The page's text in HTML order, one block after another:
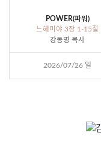
POWER(파워)
느헤미야 3장 1-15절
강동명 목사
2026/07/26 일